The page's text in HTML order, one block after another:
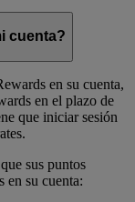
cuenta?
en su cuenta,
en el plazo de
que iniciar sesión
sus puntos
en su cuenta: